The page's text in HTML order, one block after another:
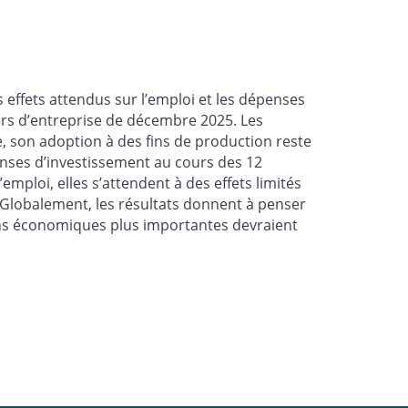
attendus sur l’emploi et les dépenses
d’entreprise de décembre 2025. Les
son adoption à des fins de production reste
d’investissement au cours des 12
elles s’attendent à des effets limités
les résultats donnent à penser
économiques plus importantes devraient